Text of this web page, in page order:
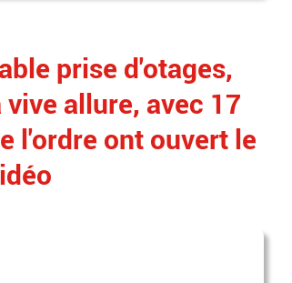
prise d'otages,
allure, avec 17
l'ordre ont ouvert le